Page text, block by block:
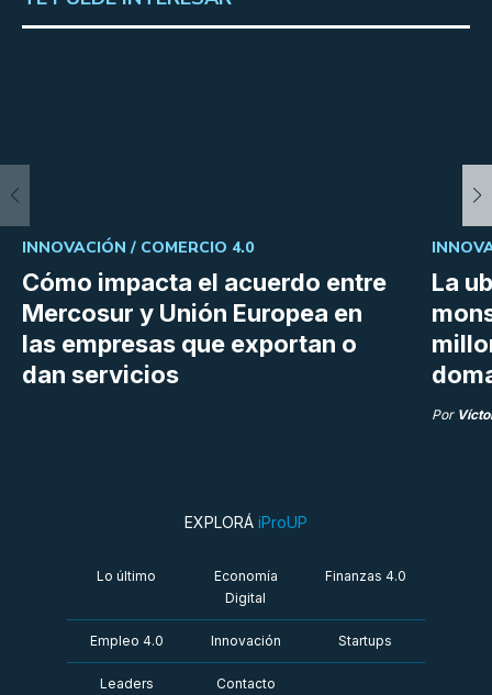
Cómo impacta el acuerdo entre
Mercosur y Unión Europea en
las empresas que exportan o
dan servicios
INNOVACIÓN / COMERCIO 4.0
La
Por
EXPLORÁ iProUP
Lo último
Economía
Digital
Finanzas 4.0
Empleo 4.0 Innovación Startups
Leaders Contacto